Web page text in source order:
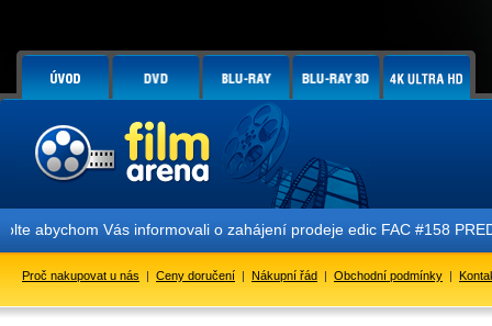
Vás informovali o zahájení prodeje edic FAC #158
Proč nakupovat u nás | Ceny doručení | Nákupní řád | Obchodní podmínky |